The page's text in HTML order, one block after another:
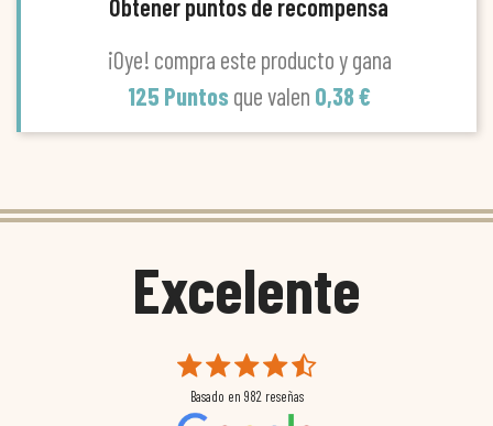
Obtener puntos de recompensa
¡Oye! compra este producto y gana
125 Puntos que valen 0,38 €
Excelente
Basado en 982 reseñas